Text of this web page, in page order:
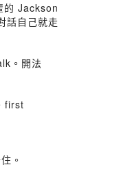
的 Jackson
自己就走
。開法
first
。